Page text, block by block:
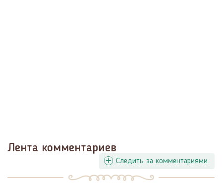
Лента комментариев
Следить за комментариями